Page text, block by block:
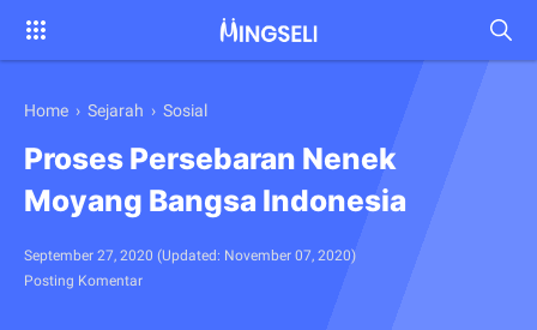
Home › Sejarah › Sosial
Proses Persebaran Nenek
Moyang Bangsa Indonesia
September 27, 2020 (Updated: November 07, 2020)
Posting Komentar